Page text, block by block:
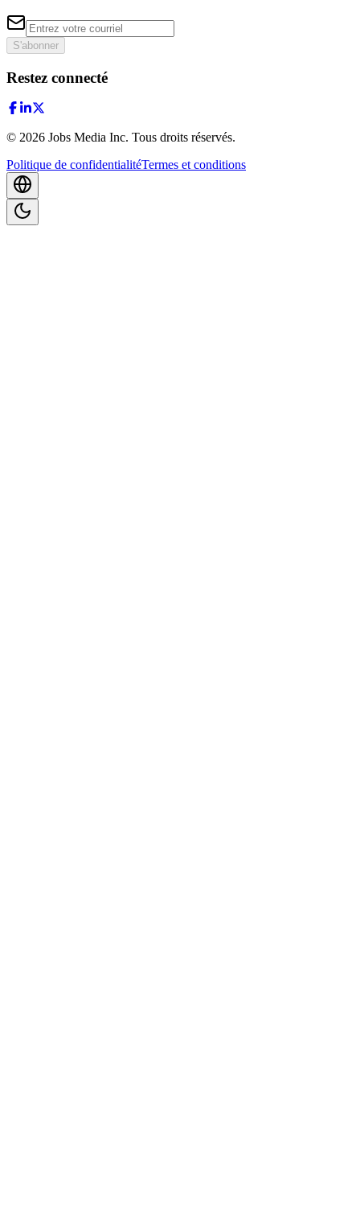
S'abonner
Restez connecté
© 2026 Jobs Media Inc. Tous droits réservés.
Politique de confidentialitéTermes et conditions